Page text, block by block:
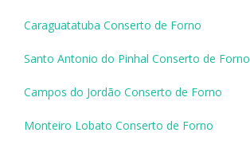
Caraguatatuba Conserto de Forno
Santo Antonio do Pinhal Conserto de Forno
Campos do Jordão Conserto de Forno
Monteiro Lobato Conserto de Forno